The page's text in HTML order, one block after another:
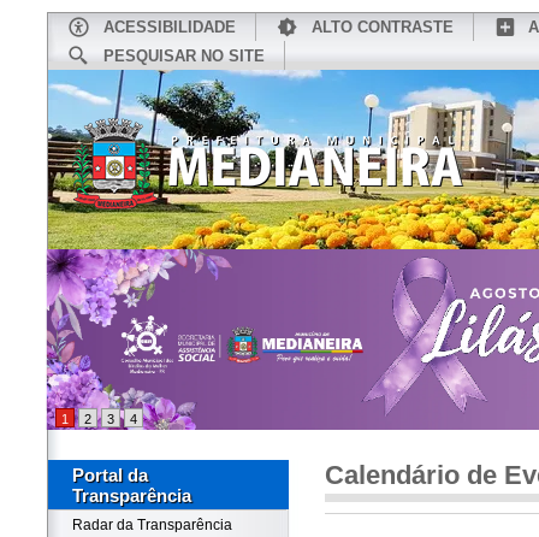
ACESSIBILIDADE ALTO CONTRASTE
PESQUISAR NO SITE
CONHEÇA MEDIANEIRA
1 2 3 4
Portal da
Transparência
Radar da Transparência
Calendário de